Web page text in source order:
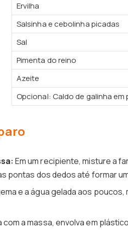
Ervilha
Salsinha e cebolinha picadas
Sal
Pimenta do reino
Azeite
Opcional: Caldo de galinha em
Em um recipiente, misture a
pontas dos dedos até formar
e a água gelada aos
com a massa, envolva em